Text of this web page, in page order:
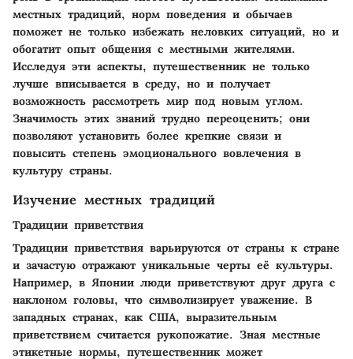
местных традиций, норм поведения и обычаев
поможет не только избежать неловких ситуаций, но и
обогатит опыт общения с местными жителями.
Исследуя эти аспекты, путешественник не только
лучше вписывается в среду, но и получает
возможность рассмотреть мир под новым углом.
Значимость этих знаний трудно переоценить; они
позволяют установить более крепкие связи и
повысить степень эмоционального вовлечения в
культуру страны.
Изучение местных традиций
Традиции приветствия
Традиции приветствия варьируются от страны к стране
и зачастую отражают уникальные черты её культуры.
Например, в Японии люди приветствуют друг друга с
наклоном головы, что символизирует уважение. В
западных странах, как США, выразительным
приветствием считается рукопожатие. Зная местные
этикетные нормы, путешественник может